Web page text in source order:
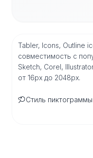
Tabler, Icons, Outline
совместимость с
Sketch, Corel,
от 16px до 2048px.
Стиль пиктограммы